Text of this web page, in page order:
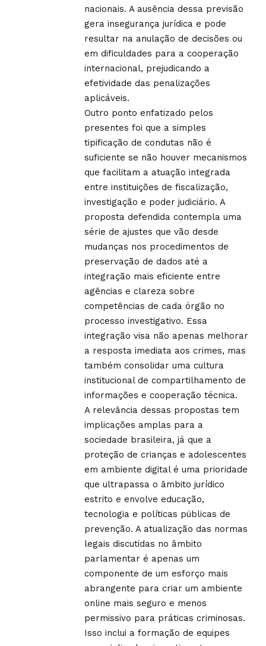
nacionais. A ausência dessa previsão
gera insegurança jurídica e pode
resultar na anulação de decisões ou
em dificuldades para a cooperação
internacional, prejudicando a
efetividade das penalizações
aplicáveis.
Outro ponto enfatizado pelos
presentes foi que a simples
tipificação de condutas não é
suficiente se não houver mecanismos
que facilitam a atuação integrada
entre instituições de fiscalização,
investigação e poder judiciário. A
proposta defendida contempla uma
série de ajustes que vão desde
mudanças nos procedimentos de
preservação de dados até a
integração mais eficiente entre
agências e clareza sobre
competências de cada órgão no
processo investigativo. Essa
integração visa não apenas melhorar
a resposta imediata aos crimes, mas
também consolidar uma cultura
institucional de compartilhamento de
informações e cooperação técnica.
A relevância dessas propostas tem
implicações amplas para a
sociedade brasileira, já que a
proteção de crianças e adolescentes
em ambiente digital é uma prioridade
que ultrapassa o âmbito jurídico
estrito e envolve educação,
tecnologia e políticas públicas de
prevenção. A atualização das normas
legais discutidas no âmbito
parlamentar é apenas um
componente de um esforço mais
abrangente para criar um ambiente
online mais seguro e menos
permissivo para práticas criminosas.
Isso inclui a formação de equipes